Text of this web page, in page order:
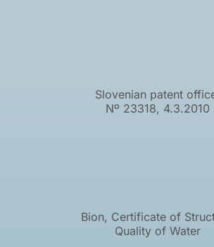
Slovenian patent
Nº 23318, 4.3.2010
Bion, Certificate of
Quality of Water